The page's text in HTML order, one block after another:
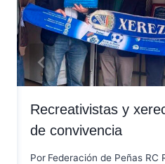
Recreativistas y
de convivencia
Por Federación de Peñas RC